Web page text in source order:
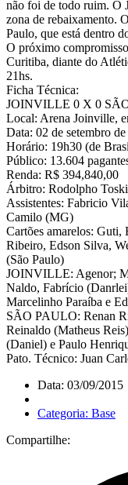
não foi de todo ruim. O
zona de rebaixamento.
Paulo, que está dentro
O próximo
Curitiba, diante do
21hs.
Ficha Técnica:
JOINVILLE 0 X 0
Local: Arena Joinville,
Data: 02 de setembro
Horário: 19h30 (de
Público: 13.604
Renda: R$ 394,840,00
Árbitro: Rodolpho
Assistentes: Fabricio
Camilo (MG)
Cartões amarelos: Guti,
Ribeiro, Edson Silva,
(São Paulo)
JOINVILLE: Agenor;
Naldo, Fabrício
Marcelinho Paraíba e
SÃO PAULO: Renan
Reinaldo (Matheus
(Daniel) e Paulo
Pato. Técnico: Juan
Data: 03/09/2015
Categoria: Base
Compartilhe: